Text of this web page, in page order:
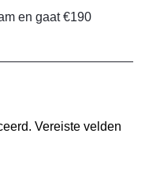
en gaat €190
Vereiste velden